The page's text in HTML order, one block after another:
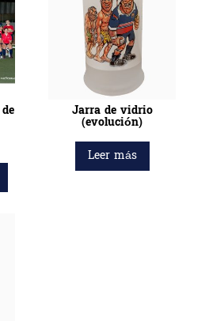
Jarra de vidrio
(evolución)
Leer más